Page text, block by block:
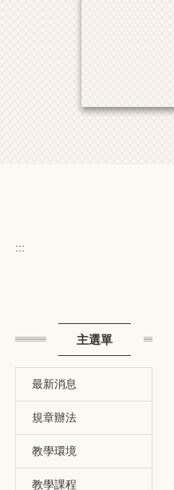
:::
主選單
最新消息
規章辦法
教學環境
教學課程